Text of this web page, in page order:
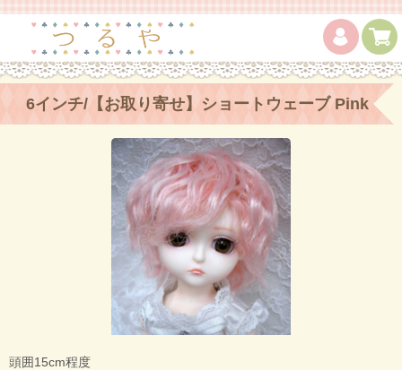
6インチ/【お取り寄せ】ショートウェーブ Pink
mixed
頭囲15cm程度